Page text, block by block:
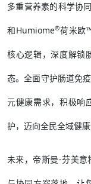
多重营养素的科学协
和Humiome®荷米欧
核心逻辑，深度解锁
态。全面守护肠道免
元健康需求，积极响
护，迈向全民全域健康
未来，帝斯曼-芬美